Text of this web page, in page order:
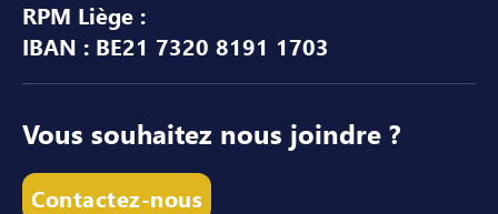
RPM Liège :
IBAN : BE21 7320 8191 1703
Vous souhaitez nous joindre ?
Contactez-nous